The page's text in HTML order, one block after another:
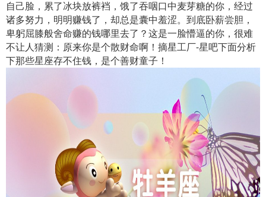
自己脸，累了冰块放裤裆，饿了吞咽口中麦芽糖的你，经过
诸多努力，明明赚钱了，却总是囊中羞涩。到底卧薪尝胆，
卑躬屈膝般舍命赚的钱哪里去了？这是一脸懵逼的你，很难
不让人猜测：原来你是个散财命啊！摘星工厂-星吧下面分析
下那些星座存不住钱，是个善财童子！